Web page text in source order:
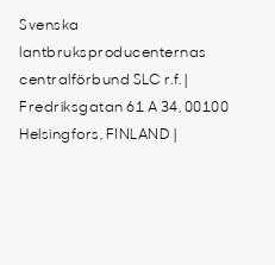
Svenska
lantbruksproducenternas
centralförbund SLC r.f. |
Fredriksgatan 61 A 34, 00100
Helsingfors, FINLAND |